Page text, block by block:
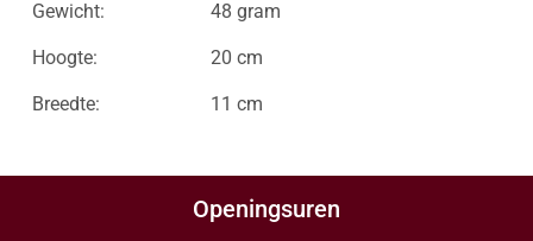
Gewicht: 48 gram
Hoogte: 20 cm
Breedte: 11 cm
Openingsuren